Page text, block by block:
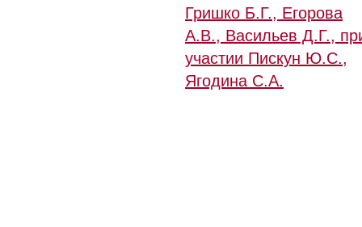
Гришко Б.Г., Егорова
А.В., Васильев Д.Г.,
участии Пискун Ю.С.,
Ягодина С.А.